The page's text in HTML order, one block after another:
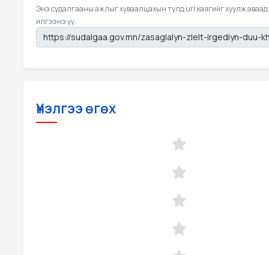
Энэ судалгааны ажлыг хуваалцахын тулд url хаягийг хуулж аваад
илгээнэ үү.
Үнэлгээ өгөх